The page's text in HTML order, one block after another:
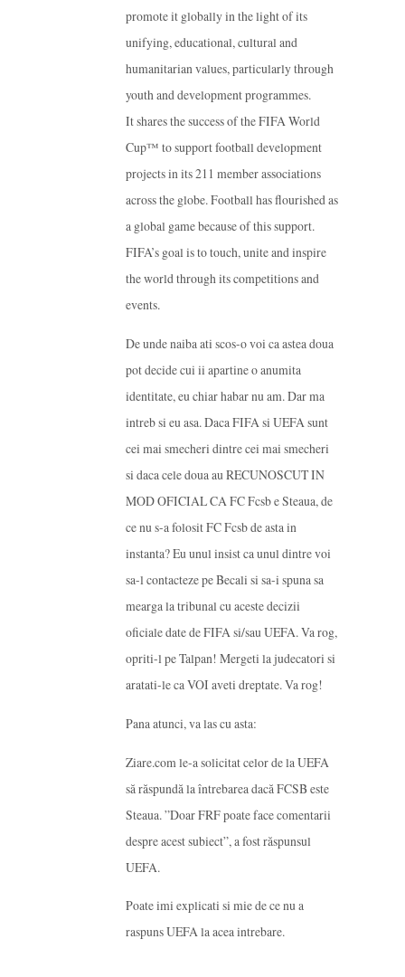
promote it globally in the light of its
unifying, educational, cultural and
humanitarian values, particularly through
youth and development programmes.
It shares the success of the FIFA World
Cup™ to support football development
projects in its 211 member associations
across the globe. Football has flourished as
a global game because of this support.
FIFA’s goal is to touch, unite and inspire
the world through its competitions and
events.
De unde naiba ati scos-o voi ca astea doua
pot decide cui ii apartine o anumita
identitate, eu chiar habar nu am. Dar ma
intreb si eu asa. Daca FIFA si UEFA sunt
cei mai smecheri dintre cei mai smecheri
si daca cele doua au RECUNOSCUT IN
MOD OFICIAL CA FC Fcsb e Steaua, de
ce nu s-a folosit FC Fcsb de asta in
instanta? Eu unul insist ca unul dintre voi
sa-l contacteze pe Becali si sa-i spuna sa
mearga la tribunal cu aceste decizii
oficiale date de FIFA si/sau UEFA. Va rog,
opriti-l pe Talpan! Mergeti la judecatori si
aratati-le ca VOI aveti dreptate. Va rog!
Pana atunci, va las cu asta:
Ziare.com le-a solicitat celor de la UEFA
să răspundă la întrebarea dacă FCSB este
Steaua. ”Doar FRF poate face comentarii
despre acest subiect”, a fost răspunsul
UEFA.
Poate imi explicati si mie de ce nu a
raspuns UEFA la acea intrebare.